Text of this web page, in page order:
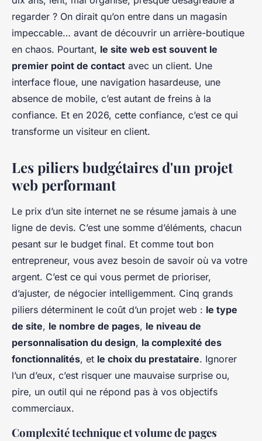
regarder ? On dirait qu’on entre dans un magasin
impeccable… avant de découvrir un arrière-boutique
en chaos. Pourtant, le site web est souvent le
premier point de contact avec un client. Une
interface floue, une navigation hasardeuse, une
absence de mobile, c’est autant de freins à la
confiance. Et en 2026, cette confiance, c’est ce qui
transforme un visiteur en client.
Les piliers budgétaires d'un projet
web performant
Le prix d’un site internet ne se résume jamais à une
ligne de devis. C’est une somme d’éléments, chacun
pesant sur le budget final. Et comme tout bon
entrepreneur, vous avez besoin de savoir où va votre
argent. C’est ce qui vous permet de prioriser,
d’ajuster, de négocier intelligemment. Cinq grands
piliers déterminent le coût d’un projet web : le type
de site, le nombre de pages, le niveau de
personnalisation du design, la complexité des
fonctionnalités, et le choix du prestataire. Ignorer
l’un d’eux, c’est risquer une mauvaise surprise ou,
pire, un outil qui ne répond pas à vos objectifs
commerciaux.
Complexité technique et volume de pages